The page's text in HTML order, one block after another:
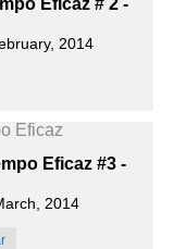
2014
Eficaz #3 -
2014